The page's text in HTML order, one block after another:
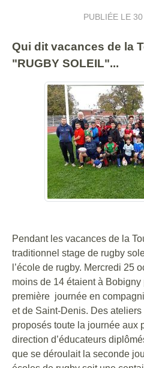
PUBLIÉE LE 30
Qui dit vacances de la
"RUGBY SOLEIL"...
Pendant les vacances de la
traditionnel stage de rugby
l’école de rugby. Mercredi 25
moins de 14 étaient à Bobigny
première journée en
et de Saint-Denis. Des
proposés toute la journée aux
direction d’éducateurs
que se déroulait la seconde